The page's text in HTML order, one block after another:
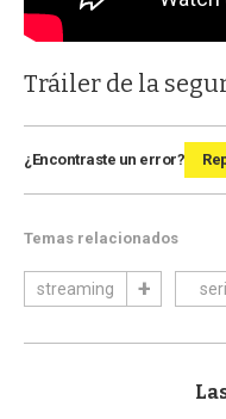
Tráiler de la
¿Encontraste un error?
Temas relacionados
streaming